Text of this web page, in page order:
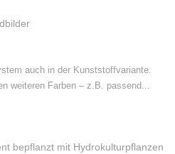
auch in der Kunststoffvariante.
weiteren Farben – z.B. passend...